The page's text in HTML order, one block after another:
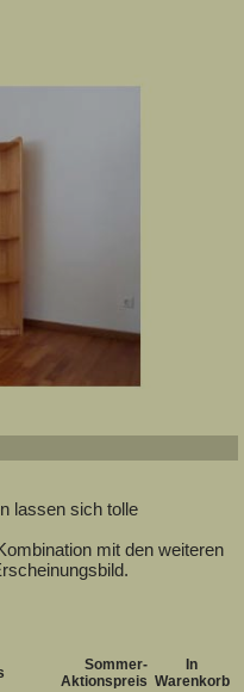
lassen sich tolle
mit den weiteren
Sommer-
Aktionspreis
In
Warenkorb